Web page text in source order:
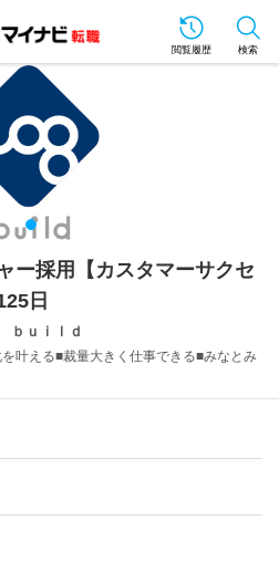
閲覧履歴 検索
ー採用【カスタマーサクセ
日
ｂｕｉｌｄ
叶える■裁量大きく仕事できる■みなとみ